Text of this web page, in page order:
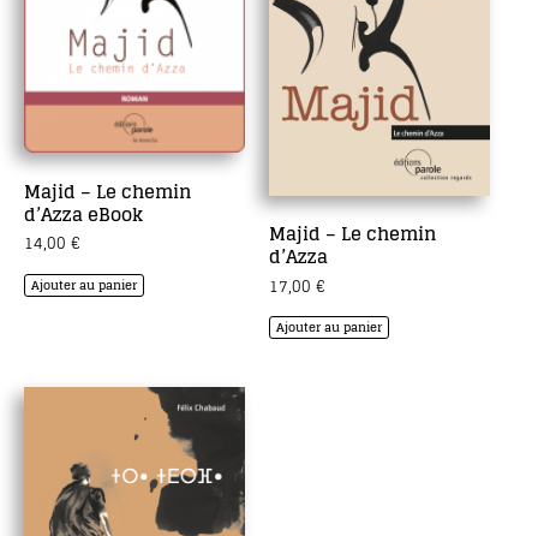
Majid – Le chemin
d’Azza eBook
14,00 €
Ajouter au panier
Majid – Le chemin
d’Azza
17,00 €
Ajouter au panier